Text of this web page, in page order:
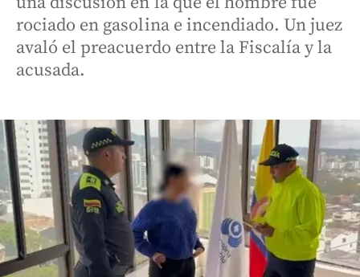
rociado en gasolina e incendiado. Un juez
avaló el preacuerdo entre la Fiscalía y la
acusada.